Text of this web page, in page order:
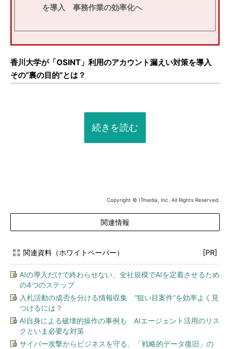
を導入 事務作業の効率化へ
香川大学が「OSINT」利用のアカウント漏えい対策を導入
その“裏の目的”とは？
続きを読む
Copyright © ITmedia, Inc. All Rights Reserved.
関連情報
関連資料（ホワイトペーパー） [PR]
AIの導入だけで終わらせない、全社規模でAIを定着させるため
の4つのステップ
入札活動の成否を分ける情報収集 “狙い目案件”を効率よく見
つけるには？
AI自身による破壊的操作の事例も AIエージェント活用のリス
クといま必要な対策
サイバー攻撃からビジネスを守る、「戦略的データ復旧」の